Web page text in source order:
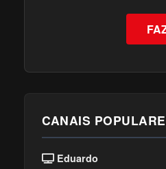
CANAIS
Eduardo